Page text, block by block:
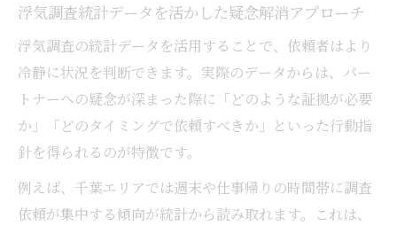
浮気調査統計データを活かした疑念解消アプローチ
浮気調査の統計データを活用することで、依頼者はより
冷静に状況を判断できます。実際のデータからは、パー
トナーへの疑念が深まった際に「どのような証拠が必要
か」「どのタイミングで依頼すべきか」といった行動指
針を得られるのが特徴です。
例えば、千葉エリアでは週末や仕事帰りの時間帯に調査
依頼が集中する傾向が統計から読み取れます。これは、